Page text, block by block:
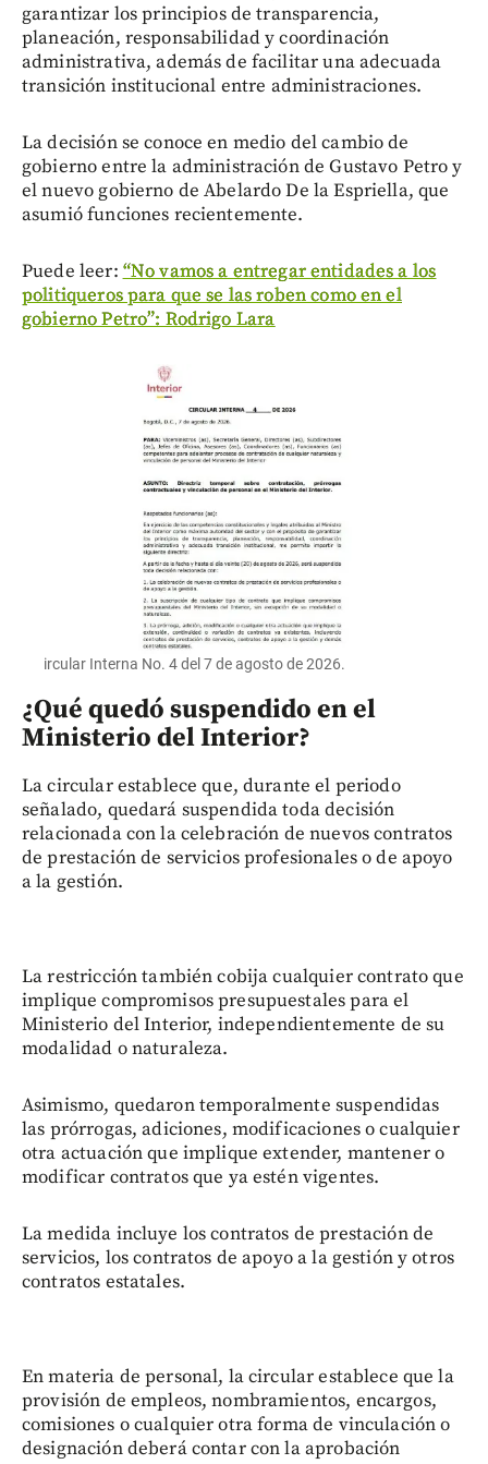
garantizar los principios de transparencia,
planeación, responsabilidad y coordinación
administrativa, además de facilitar una adecuada
transición institucional entre administraciones.
La decisión se conoce en medio del cambio de
gobierno entre la administración de Gustavo Petro y
el nuevo gobierno de Abelardo De la Espriella, que
asumió funciones recientemente.
Puede leer: “No vamos a entregar entidades a los
politiqueros para que se las roben como en el
gobierno Petro”: Rodrigo Lara
ircular Interna No. 4 del 7 de agosto de 2026.
¿Qué quedó suspendido en el
Ministerio del Interior?
La circular establece que, durante el periodo
señalado, quedará suspendida toda decisión
relacionada con la celebración de nuevos contratos
de prestación de servicios profesionales o de apoyo
a la gestión.
La restricción también cobija cualquier contrato que
implique compromisos presupuestales para el
Ministerio del Interior, independientemente de su
modalidad o naturaleza.
Asimismo, quedaron temporalmente suspendidas
las prórrogas, adiciones, modificaciones o cualquier
otra actuación que implique extender, mantener o
modificar contratos que ya estén vigentes.
La medida incluye los contratos de prestación de
servicios, los contratos de apoyo a la gestión y otros
contratos estatales.
En materia de personal, la circular establece que la
provisión de empleos, nombramientos, encargos,
comisiones o cualquier otra forma de vinculación o
designación deberá contar con la aprobación